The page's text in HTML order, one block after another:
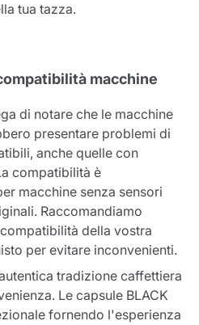
tua tazza.
macchine
di notare che le macchine
presentare problemi di
anche quelle con
compatibilità è
macchine senza sensori
Raccomandiamo
della vostra
per evitare inconvenienti.
tradizione caffettiera
Le capsule BLACK
fornendo l'esperienza